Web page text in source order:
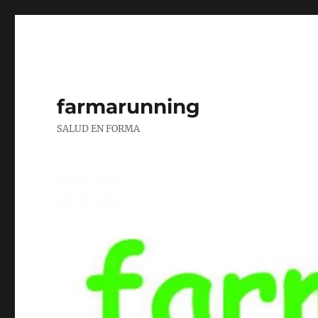
farmarunning
SALUD EN FORMA